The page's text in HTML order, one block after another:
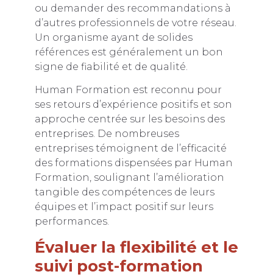
ou demander des recommandations à
d’autres professionnels de votre réseau.
Un organisme ayant de solides
références est généralement un bon
signe de fiabilité et de qualité.
Human Formation est reconnu pour
ses retours d’expérience positifs et son
approche centrée sur les besoins des
entreprises. De nombreuses
entreprises témoignent de l’efficacité
des formations dispensées par Human
Formation, soulignant l’amélioration
tangible des compétences de leurs
équipes et l’impact positif sur leurs
performances.
Évaluer la flexibilité et le
suivi post-formation